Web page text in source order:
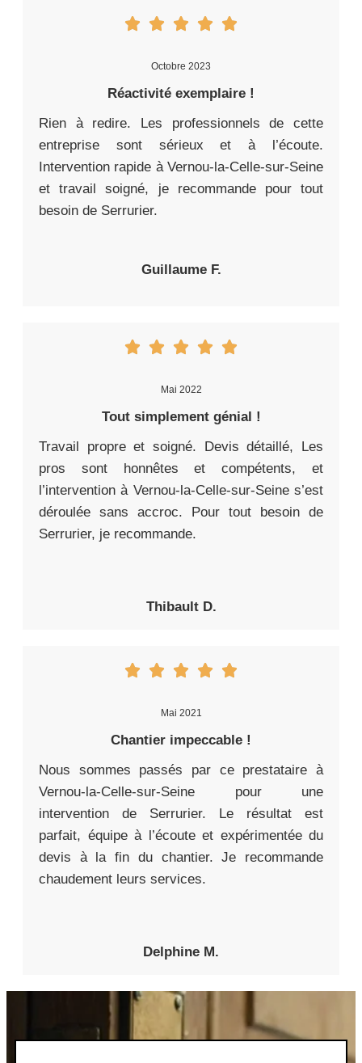
Octobre 2023
Réactivité exemplaire !
Rien à redire. Les professionnels de cette
entreprise sont sérieux et à l’écoute.
Intervention rapide à Vernou-la-Celle-sur-Seine
et travail soigné, je recommande pour tout
besoin de Serrurier.
Guillaume F.
Mai 2022
Tout simplement génial !
Travail propre et soigné. Devis détaillé, Les
pros sont honnêtes et compétents, et
l’intervention à Vernou-la-Celle-sur-Seine s’est
déroulée sans accroc. Pour tout besoin de
Serrurier, je recommande.
Thibault D.
Mai 2021
Chantier impeccable !
Nous sommes passés par ce prestataire à
Vernou-la-Celle-sur-Seine pour une
intervention de Serrurier. Le résultat est
parfait, équipe à l’écoute et expérimentée du
devis à la fin du chantier. Je recommande
chaudement leurs services.
Delphine M.